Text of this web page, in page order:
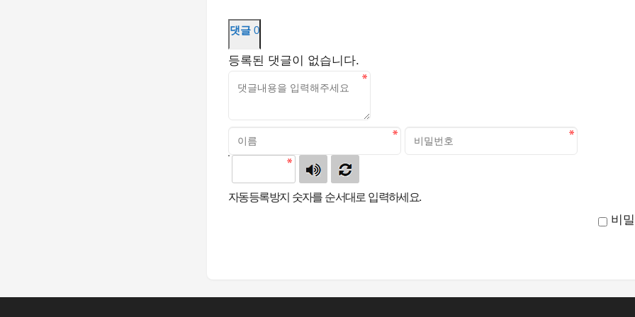
댓글 0
등록된 댓글이 없습니다.
자동등록방지 숫자를 순서대로 입력하세요.
비